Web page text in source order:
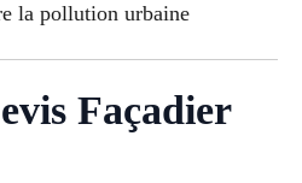
la pollution urbaine
Façadier